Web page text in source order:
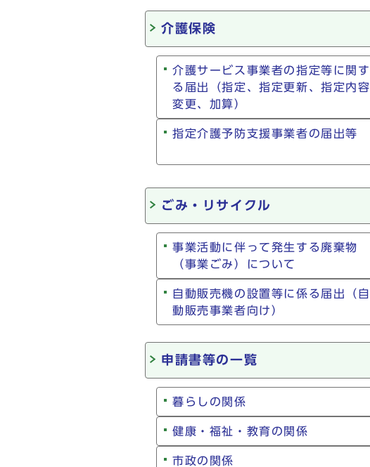
介護保険
介護サービス事業者の指定等に関す
る届出（指定、指定更新、指定内容
変更、加算）
指定介護予防支援事業者の届出等
ごみ・リサイクル
事業活動に伴って発生する廃棄物
（事業ごみ）について
自動販売機の設置等に係る届出（自
動販売事業者向け）
申請書等の一覧
暮らしの関係
健康・福祉・教育の関係
市政の関係